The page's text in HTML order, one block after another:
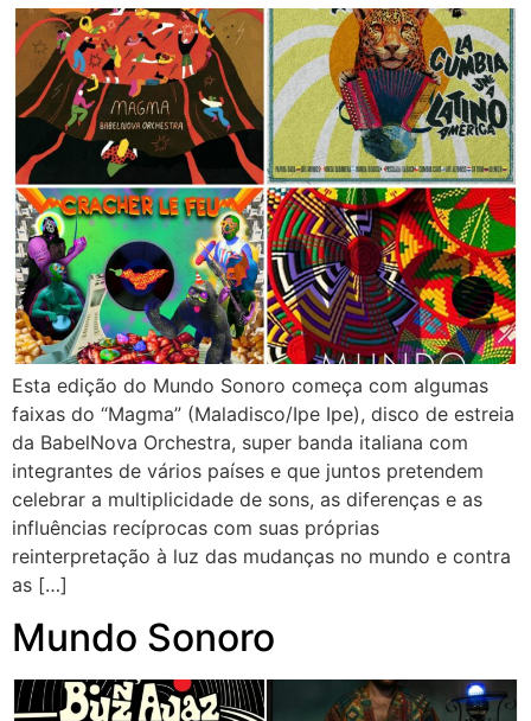
Esta edição do Mundo Sonoro começa com algumas
faixas do “Magma” (Maladisco/Ipe Ipe), disco de estreia
da BabelNova Orchestra, super banda italiana com
integrantes de vários países e que juntos pretendem
celebrar a multiplicidade de sons, as diferenças e as
influências recíprocas com suas próprias
reinterpretação à luz das mudanças no mundo e contra
as […]
Mundo Sonoro